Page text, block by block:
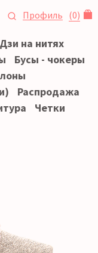
Профиль (0)
на нитях
Бусы - чокеры
Распродажа
Четки